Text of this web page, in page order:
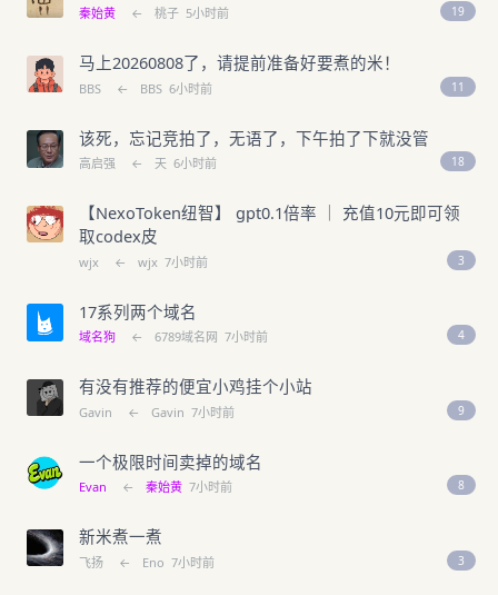
秦始黄 ← 桃子 5小时前 19
马上20260808了，请提前准备好要煮的米！
BBS ← BBS 6小时前 11
该死，忘记竞拍了，无语了，下午拍了下就没管
高启强 ← 天 6小时前 18
【NexoToken纽智】 gpt0.1倍率 ｜ 充值10元即可领
取codex皮
wjx ← wjx 7小时前 3
17系列两个域名
域名狗 ← 6789域名网 7小时前 4
有没有推荐的便宜小鸡挂个小站
Gavin ← Gavin 7小时前 9
一个极限时间卖掉的域名
Evan ← 秦始黄 7小时前 8
新米煮一煮
飞扬 ← Eno 7小时前 3